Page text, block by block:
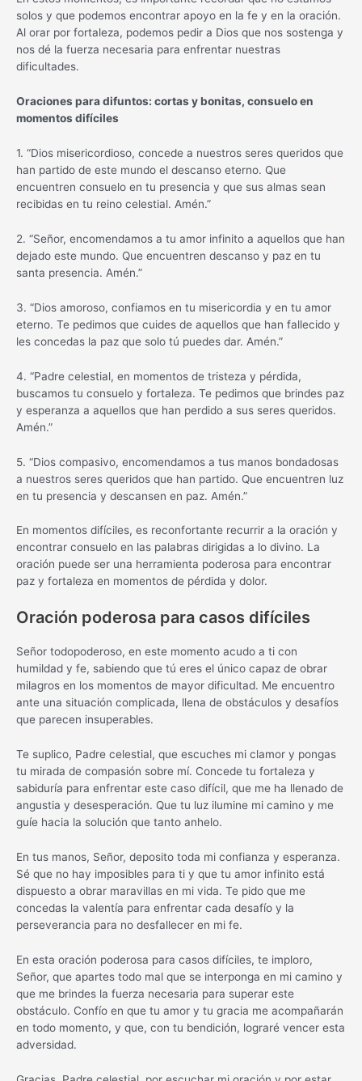
solos y que podemos encontrar apoyo en la fe y en la oración.
Al orar por fortaleza, podemos pedir a Dios que nos sostenga y
nos dé la fuerza necesaria para enfrentar nuestras
dificultades.
Oraciones para difuntos: cortas y bonitas, consuelo en
momentos difíciles
1. “Dios misericordioso, concede a nuestros seres queridos que
han partido de este mundo el descanso eterno. Que
encuentren consuelo en tu presencia y que sus almas sean
recibidas en tu reino celestial. Amén.”
2. “Señor, encomendamos a tu amor infinito a aquellos que han
dejado este mundo. Que encuentren descanso y paz en tu
santa presencia. Amén.”
3. “Dios amoroso, confiamos en tu misericordia y en tu amor
eterno. Te pedimos que cuides de aquellos que han fallecido y
les concedas la paz que solo tú puedes dar. Amén.”
4. “Padre celestial, en momentos de tristeza y pérdida,
buscamos tu consuelo y fortaleza. Te pedimos que brindes paz
y esperanza a aquellos que han perdido a sus seres queridos.
Amén.”
5. “Dios compasivo, encomendamos a tus manos bondadosas
a nuestros seres queridos que han partido. Que encuentren luz
en tu presencia y descansen en paz. Amén.”
En momentos difíciles, es reconfortante recurrir a la oración y
encontrar consuelo en las palabras dirigidas a lo divino. La
oración puede ser una herramienta poderosa para encontrar
paz y fortaleza en momentos de pérdida y dolor.
Oración poderosa para casos difíciles
Señor todopoderoso, en este momento acudo a ti con
humildad y fe, sabiendo que tú eres el único capaz de obrar
milagros en los momentos de mayor dificultad. Me encuentro
ante una situación complicada, llena de obstáculos y desafíos
que parecen insuperables.
Te suplico, Padre celestial, que escuches mi clamor y pongas
tu mirada de compasión sobre mí. Concede tu fortaleza y
sabiduría para enfrentar este caso difícil, que me ha llenado de
angustia y desesperación. Que tu luz ilumine mi camino y me
guíe hacia la solución que tanto anhelo.
En tus manos, Señor, deposito toda mi confianza y esperanza.
Sé que no hay imposibles para ti y que tu amor infinito está
dispuesto a obrar maravillas en mi vida. Te pido que me
concedas la valentía para enfrentar cada desafío y la
perseverancia para no desfallecer en mi fe.
En esta oración poderosa para casos difíciles, te imploro,
Señor, que apartes todo mal que se interponga en mi camino y
que me brindes la fuerza necesaria para superar este
obstáculo. Confío en que tu amor y tu gracia me acompañarán
en todo momento, y que, con tu bendición, lograré vencer esta
adversidad.